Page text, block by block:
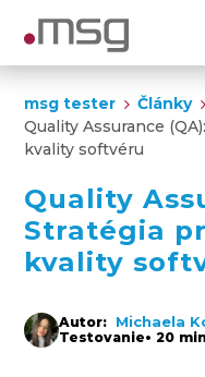
msg tester Články
Quality Assurance
kvality softvéru
Quality
Stratégia
kvality
Autor: Michaela
Testovanie• 20